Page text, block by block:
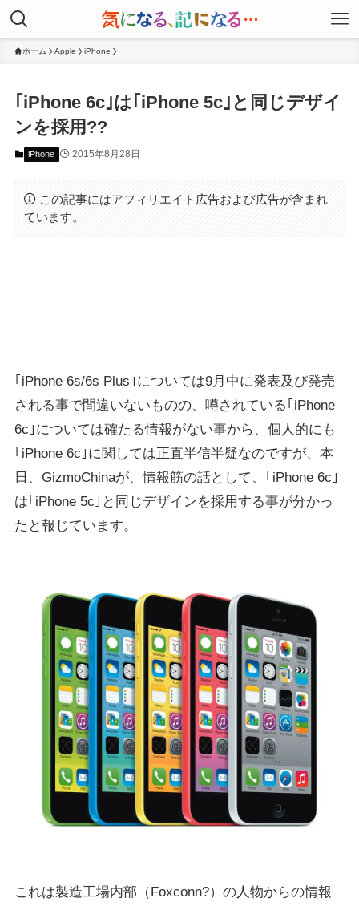
ホーム Apple iPhone
｢iPhone 6c｣は｢iPhone 5c｣と同じデザイ
ンを採用??
iPhone 2015年8月28日
この記事にはアフィリエイト広告および広告が含まれ
ています。
｢iPhone 6s/6s Plus｣については9月中に発表及び発売
される事で間違いないものの、噂されている｢iPhone
6c｣については確たる情報がない事から、個人的にも
｢iPhone 6c｣に関しては正直半信半疑なのですが、本
日、GizmoChinaが、情報筋の話として、｢iPhone 6c｣
は｢iPhone 5c｣と同じデザインを採用する事が分かっ
たと報じています。
これは製造工場内部（Foxconn?）の人物からの情報